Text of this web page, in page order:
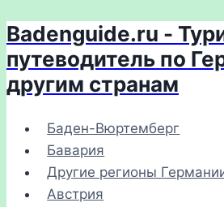
Перейти
к
содержимому
Badenguide.ru -
путеводитель по
другим странам
Баден-Вюртемберг
Бавария
Другие регионы
Австрия